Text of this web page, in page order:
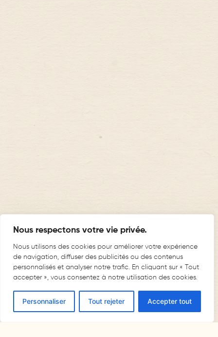
Nous respectons votre vie privée.
Nous utilisons des cookies pour améliorer votre expérience
de navigation, diffuser des publicités ou des contenus
personnalisés et analyser notre trafic. En cliquant sur « Tout
accepter », vous consentez à notre utilisation des cookies.
Personnaliser Tout rejeter Accepter tout
RÉSERVER UNE CHAMBRE